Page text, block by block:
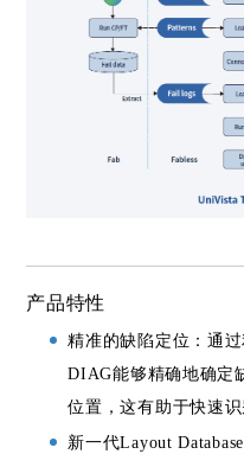
产品特性
精准的缺陷定位：通
DIAG能够精确地确定
位置，这有助于快速
新一代Layout